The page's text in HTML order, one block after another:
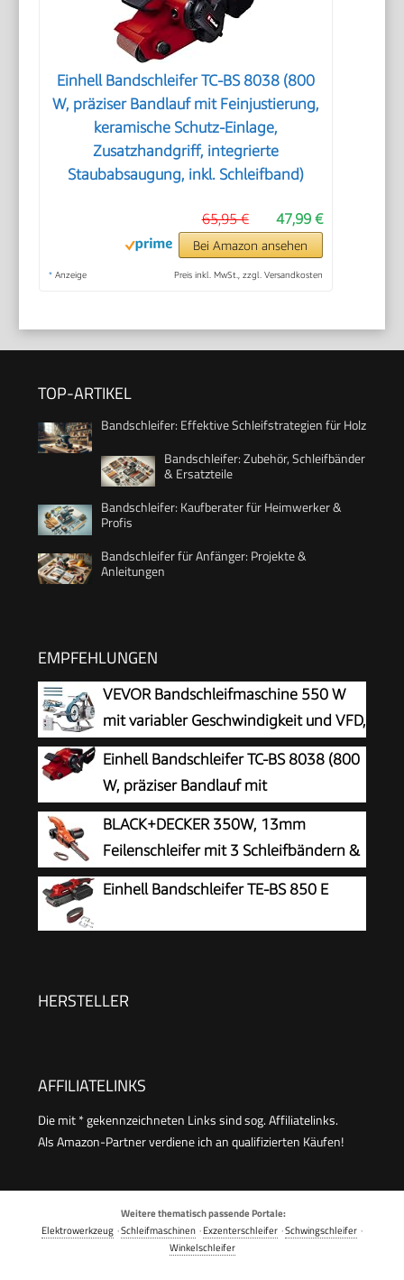
Einhell Bandschleifer TC-BS 8038 (800
W, präziser Bandlauf mit Feinjustierung,
keramische Schutz-Einlage,
Zusatzhandgriff, integrierte
Staubabsaugung, inkl. Schleifband)
47,99 €
65,95 €
Bei Amazon ansehen
* Anzeige Preis inkl. MwSt., zzgl. Versandkosten
TOP-ARTIKEL
Bandschleifer: Effektive Schleifstrategien für Holz
Bandschleifer: Zubehör, Schleifbänder
& Ersatzteile
Bandschleifer: Kaufberater für Heimwerker &
Profis
Bandschleifer für Anfänger: Projekte &
Anleitungen
EMPFEHLUNGEN
VEVOR Bandschleifmaschine 550 W
mit variabler Geschwindigkeit und VFD,
762 x 25,4 mm Bandpolierer, Polier-
und Schleifmaschine mit 2 Schleifformen und 3
Schleifbändern für Metallbearbeitung
Einhell Bandschleifer TC-BS 8038 (800
W, präziser Bandlauf mit
Feinjustierung, keramische Schutz-Einlage,
Zusatzhandgriff, integrierte Staubabsaugung,
inkl. Schleifband)
BLACK+DECKER 350W, 13mm
Feilenschleifer mit 3 Schleifbändern &
Staubsammelsystem, KA900E-QS
Einhell Bandschleifer TE-BS 850 E
HERSTELLER
AFFILIATELINKS
Die mit * gekennzeichneten Links sind sog. Affiliatelinks.
Als Amazon-Partner verdiene ich an qualifizierten Käufen!
Weitere thematisch passende Portale:
Elektrowerkzeug ·Schleifmaschinen ·Exzenterschleifer ·Schwingschleifer ·
Winkelschleifer